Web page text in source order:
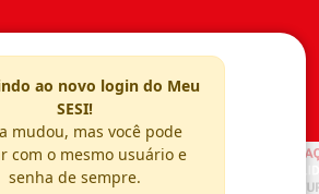
ao novo login do Meu
SESI!
mudou, mas você pode
com o mesmo usuário e
senha de sempre.